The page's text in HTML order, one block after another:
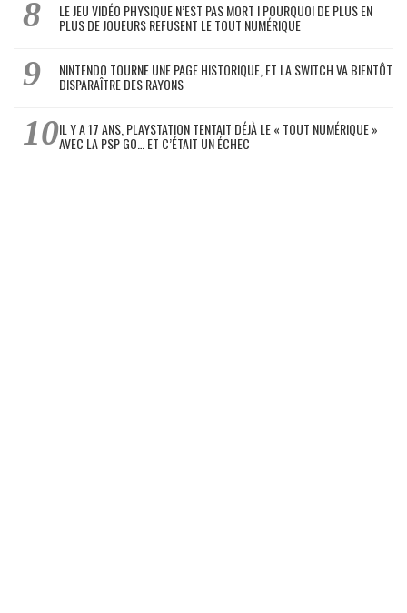
LE JEU VIDÉO PHYSIQUE N’EST PAS MORT ! POURQUOI DE PLUS EN
PLUS DE JOUEURS REFUSENT LE TOUT NUMÉRIQUE
NINTENDO TOURNE UNE PAGE HISTORIQUE, ET LA SWITCH VA BIENTÔT
DISPARAÎTRE DES RAYONS
IL Y A 17 ANS, PLAYSTATION TENTAIT DÉJÀ LE « TOUT NUMÉRIQUE »
AVEC LA PSP GO… ET C’ÉTAIT UN ÉCHEC